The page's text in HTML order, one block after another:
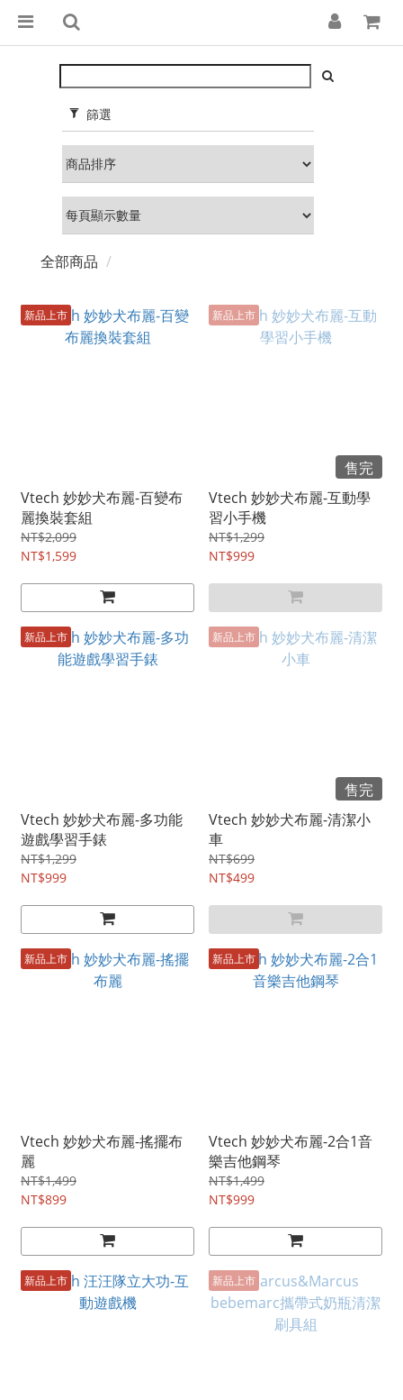
篩選
全部商品
新品上市
Vtech 妙妙犬布麗-百變布
麗換裝套組
NT$2,099
NT$1,599
新品上市
售完
Vtech 妙妙犬布麗-互動學
習小手機
NT$1,299
NT$999
新品上市
Vtech 妙妙犬布麗-多功能
遊戲學習手錶
NT$1,299
NT$999
新品上市
售完
Vtech 妙妙犬布麗-清潔小
車
NT$699
NT$499
新品上市
Vtech 妙妙犬布麗-搖擺布
麗
NT$1,499
NT$899
新品上市
Vtech 妙妙犬布麗-2合1音
樂吉他鋼琴
NT$1,499
NT$999
新品上市 新品上市